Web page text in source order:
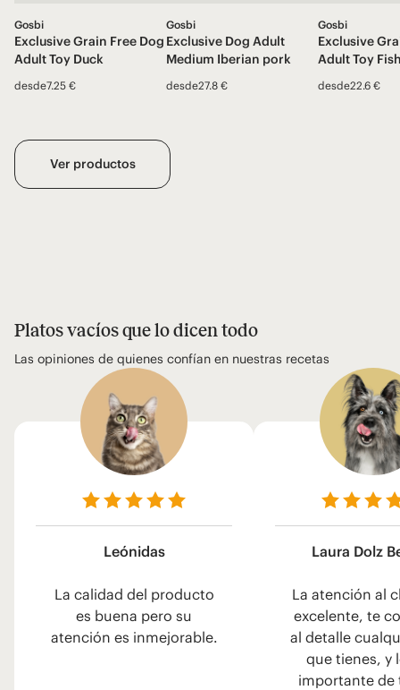
Gosbi
Exclusive Grain Free Dog
Adult Toy Duck
desde7.25 €
Gosbi
Exclusive Dog Adult
Medium Iberian pork
desde27.8 €
Gosbi
Exclusive
Adult Toy
desde22.6 €
Ver productos
Platos vacíos que lo dicen todo
Las opiniones de quienes confían en nuestras recetas
Leónidas
La calidad del producto
es buena pero su
atención es inmejorable.
Laura Dolz
La atención al
excelente, te
al detalle
que tienes, y
importante de